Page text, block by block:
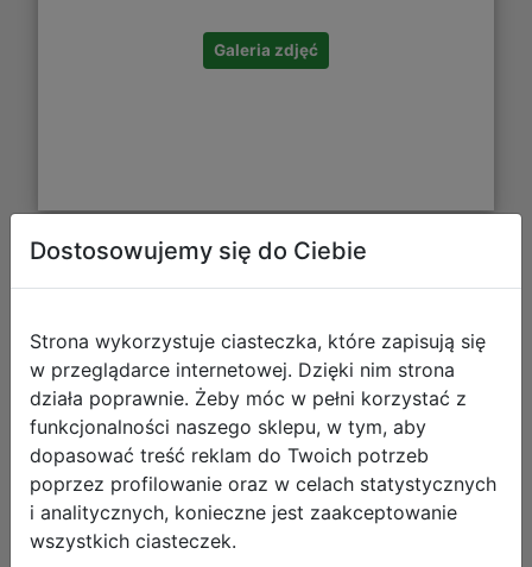
Galeria zdjęć
Kangur Gra w Kółka Flagi i Stolice
Dostosowujemy się do Ciebie
Strona wykorzystuje ciasteczka, które zapisują się
w przeglądarce internetowej. Dzięki nim strona
działa poprawnie. Żeby móc w pełni korzystać z
funkcjonalności naszego sklepu, w tym, aby
dopasować treść reklam do Twoich potrzeb
poprzez profilowanie oraz w celach statystycznych
i analitycznych, konieczne jest zaakceptowanie
wszystkich ciasteczek.